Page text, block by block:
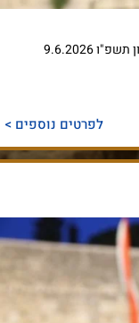
לפרטים נוספים >